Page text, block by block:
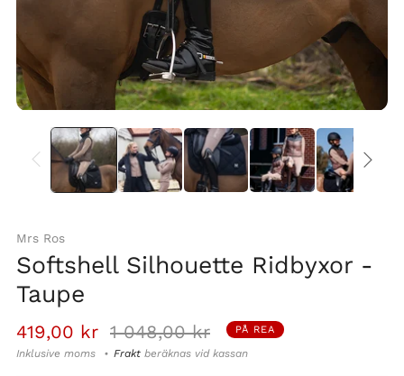
Mrs Ros
Softshell Silhouette Ridbyxor -
Taupe
Normalpris
419,00 kr Reapris
1 048,00 kr PÅ REA
Inklusive moms Frakt beräknas vid kassan